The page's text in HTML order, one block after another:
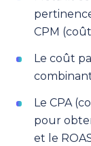
CPM
Le coût
Le CPA
pour
et le